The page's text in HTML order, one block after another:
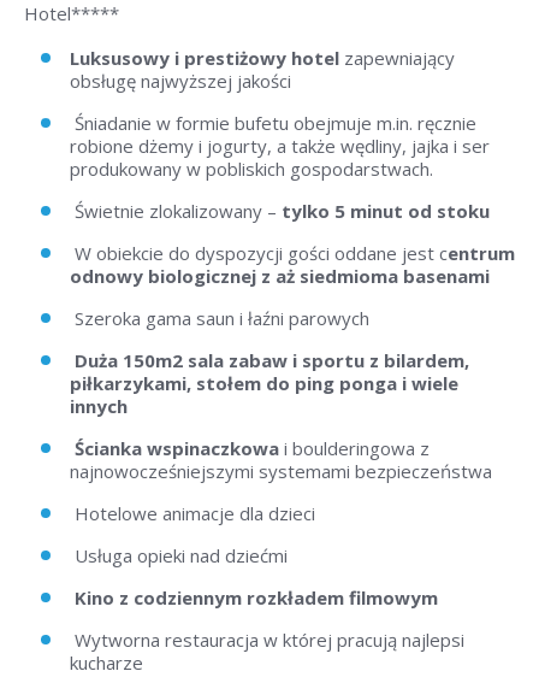
Hotel*****
Luksusowy i prestiżowy hotel zapewniający
obsługę najwyższej jakości
Śniadanie w formie bufetu obejmuje m.in. ręcznie
robione dżemy i jogurty, a także wędliny, jajka i ser
produkowany w pobliskich gospodarstwach.
Świetnie zlokalizowany – tylko 5 minut od stoku
W obiekcie do dyspozycji gości oddane jest centrum
odnowy biologicznej z aż siedmioma basenami
Szeroka gama saun i łaźni parowych
Duża 150m2 sala zabaw i sportu z bilardem,
piłkarzykami, stołem do ping ponga i wiele
innych
Ścianka wspinaczkowa i boulderingowa z
najnowocześniejszymi systemami bezpieczeństwa
Hotelowe animacje dla dzieci
Usługa opieki nad dziećmi
Kino z codziennym rozkładem filmowym
Wytworna restauracja w której pracują najlepsi
kucharze